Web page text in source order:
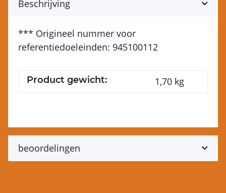
Beschrijving
*** Origineel nummer voor
referentiedoeleinden: 945100112
Product gewicht: 1,70 kg
beoordelingen